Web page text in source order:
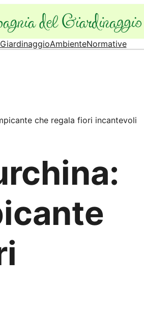
GiardinaggioAmbienteNormative
che regala fiori incantevoli